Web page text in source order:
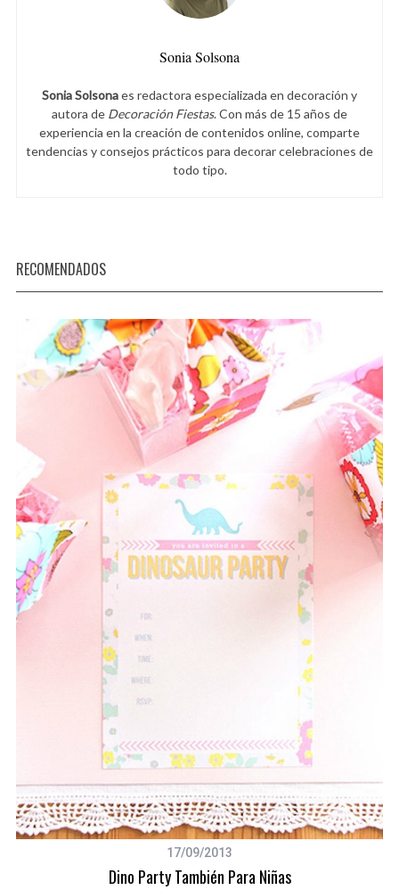
Sonia Solsona
Sonia Solsonaes redactora especializada en decoración y
autora de Decoración Fiestas. Con más de 15 años de
experiencia en la creación de contenidos online, comparte
tendencias y consejos prácticos para decorar celebraciones de
todo tipo.
RECOMENDADOS
17/09/2013
Dino Party También Para Niñas